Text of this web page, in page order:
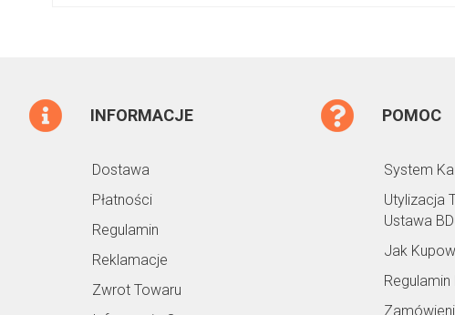
INFORMACJE
Dostawa
Płatności
Regulamin
Reklamacje
Zwrot Towaru
POMOC
System
Utylizacja
Ustawa
Jak